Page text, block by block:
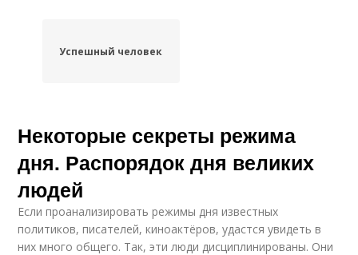
Успешный человек
Некоторые секреты режима
дня. Распорядок дня великих
людей
Если проанализировать режимы дня известных
политиков, писателей, киноактёров, удастся увидеть в
них много общего. Так, эти люди дисциплинированы. Они